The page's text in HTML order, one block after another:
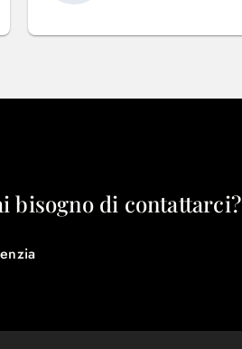
bisogno di contattarci?